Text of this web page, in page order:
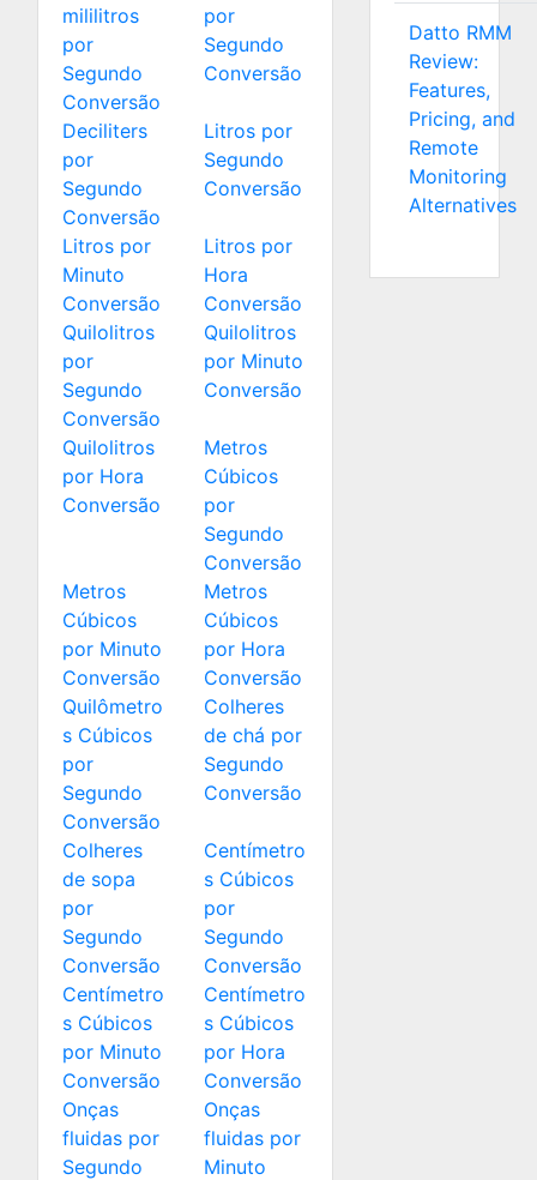
mililitros
por
Segundo
Conversão
por
Segundo
Conversão
Deciliters
por
Segundo
Conversão
Litros por
Segundo
Conversão
Litros por
Minuto
Conversão
Litros por
Hora
Conversão
Quilolitros
por
Segundo
Conversão
Quilolitros
por Minuto
Conversão
Quilolitros
por Hora
Conversão
Metros
Cúbicos
por
Segundo
Conversão
Metros
Cúbicos
por Minuto
Conversão
Metros
Cúbicos
por Hora
Conversão
Quilômetro
s Cúbicos
por
Segundo
Conversão
Colheres
de chá por
Segundo
Conversão
Colheres
de sopa
por
Segundo
Conversão
Centímetro
s Cúbicos
por
Segundo
Conversão
Centímetro
s Cúbicos
por Minuto
Conversão
Centímetro
s Cúbicos
por Hora
Conversão
Onças
fluidas por
Segundo
Onças
fluidas por
Minuto
Datto RMM
Review:
Features,
Pricing, and
Remote
Monitoring
Alternatives